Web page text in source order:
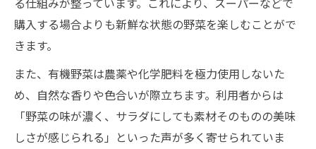
購入する場合よりも新鮮な状態の野菜を楽しむことがで
きます。
また、有機野菜は農薬や化学肥料を極力使用しないた
め、自然な香りや色合いが際立ちます。利用者からは
「野菜の味が濃く、サラダにしても素材そのものの美味
しさが感じられる」といった声が多く寄せられていま